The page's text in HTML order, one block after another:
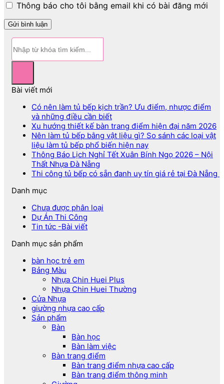
Thông báo cho tôi bằng email khi có bài đăng mới
Bài viết mới
Có nên làm tủ bếp kịch trần? Ưu điểm, nhược điểm
và những điều cần biết
Xu hướng thiết kế bàn trang điểm hiện đại năm 2026
Nên làm tủ bếp bằng vật liệu gì? So sánh các loại vật
liệu làm tủ bếp phổ biến hiện nay
Thông Báo Lịch Nghỉ Tết Xuân Bính Ngọ 2026 – Nội
Thất Nhựa Đà Nẵng
Thi công tủ bếp có sẵn đanh uy tín giá rẻ tại Đà Nẵng
Danh mục
Chưa được phân loại
Dự Án Thi Công
Tin tức -Bài viết
Danh mục sản phẩm
bàn học trẻ em
Bảng Màu
Nhựa Chin Huei Plus
Nhựa Chin Huei Thường
Cửa Nhựa
giường nhựa cao cấp
Sản phẩm
Bàn
Bàn học
Bàn làm việc
Bàn trang điểm
Bàn trang điểm nhựa cao cấp
Bàn trang điểm thông minh